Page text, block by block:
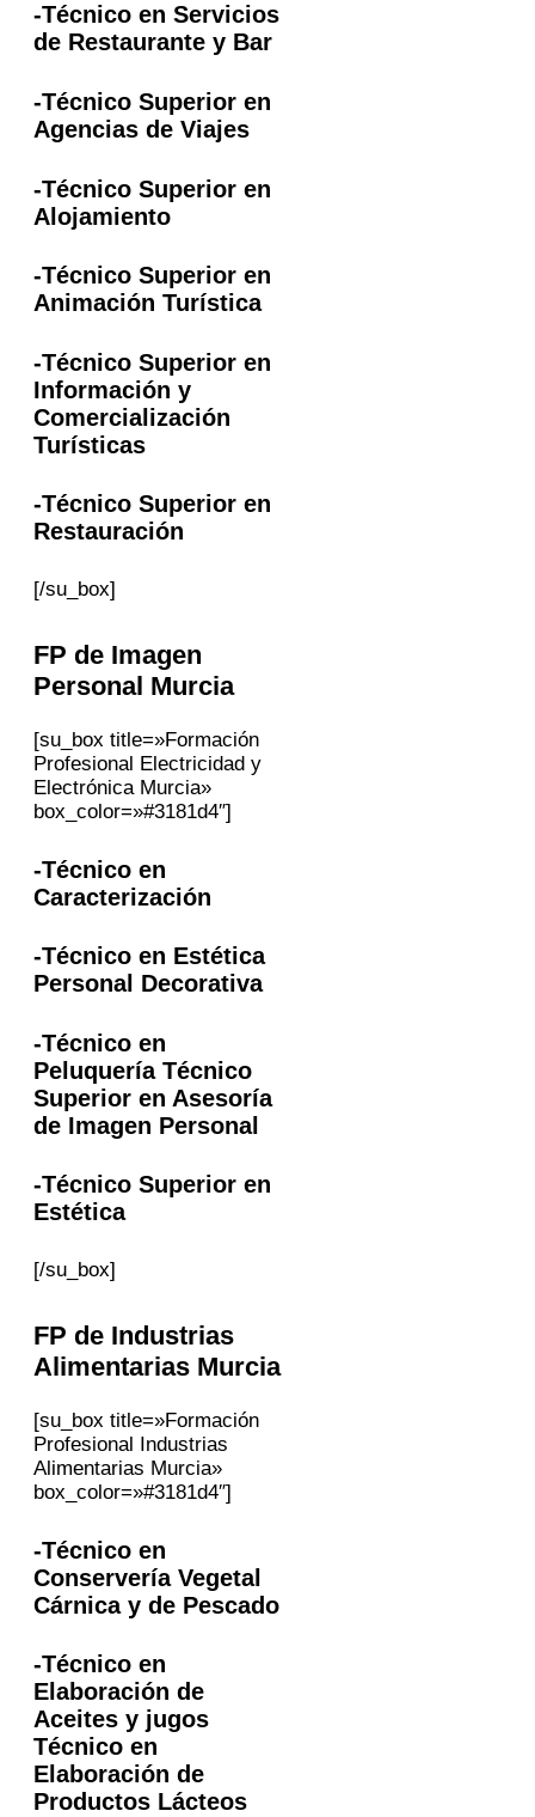
-Técnico en Servicios
de Restaurante y Bar
-Técnico Superior en
Agencias de Viajes
-Técnico Superior en
Alojamiento
-Técnico Superior en
Animación Turística
-Técnico Superior en
Información y
Comercialización
Turísticas
-Técnico Superior en
Restauración
[/su_box]
FP de Imagen
Personal Murcia
[su_box title=»Formación
Profesional Electricidad y
Electrónica Murcia»
box_color=»#3181d4″]
-Técnico en
Caracterización
-Técnico en Estética
Personal Decorativa
-Técnico en
Peluquería Técnico
Superior en Asesoría
de Imagen Personal
-Técnico Superior en
Estética
[/su_box]
FP de Industrias
Alimentarias Murcia
[su_box title=»Formación
Profesional Industrias
Alimentarias Murcia»
box_color=»#3181d4″]
-Técnico en
Conservería Vegetal
Cárnica y de Pescado
-Técnico en
Elaboración de
Aceites y jugos
Técnico en
Elaboración de
Productos Lácteos